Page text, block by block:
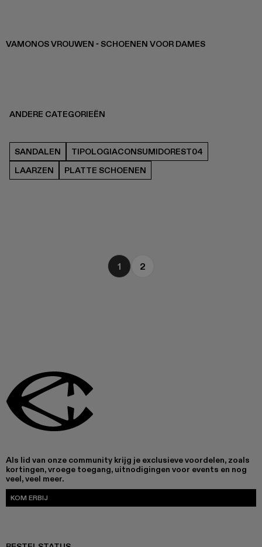
VAMONOS VROUWEN - SCHOENEN VOOR DAMES
ANDERE CATEGORIEËN
SANDALEN
TIPOLOGIACONSUMIDOREST04
LAARZEN
PLATTE SCHOENEN
1 2
Als lid van onze community krijg je exclusieve voordelen, zoals
kortingen, vroege toegang, uitnodigingen voor events en nog
veel, veel meer.
KOM ERBIJ